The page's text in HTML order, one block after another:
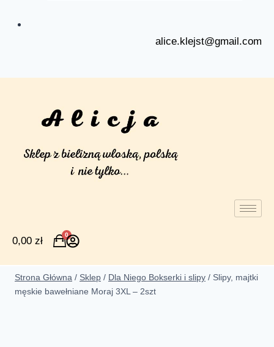
alice.klejst@gmail.com
0,00 zł
0
Strona Główna / Sklep / Dla Niego Bokserki i slipy / Slipy, majtki
męskie bawełniane Moraj 3XL – 2szt